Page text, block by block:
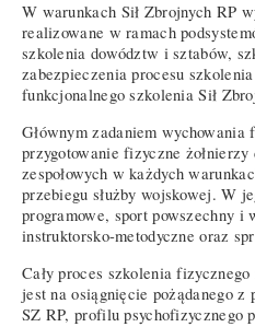
W warunkach Sił Zbrojnych RP
realizowane w ramach
szkolenia dowództw i sztabów,
zabezpieczenia procesu
funkcjonalnego szkolenia Sił
Głównym zadaniem
przygotowanie fizyczne
zespołowych w każdych
przebiegu służby wojskowej. W
programowe, sport powszechny i
instruktorsko-metodyczne oraz
Cały proces szkolenia
jest na osiągnięcie pożądanego
SZ RP, profilu psychofizycznego